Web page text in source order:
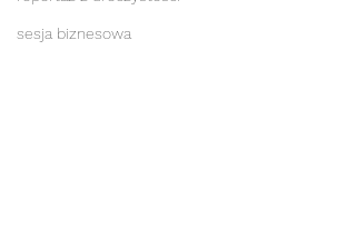
sesja biznesowa